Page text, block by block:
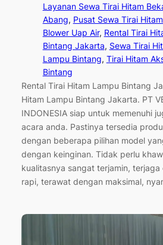
Layanan Sewa Tirai Hitam
Abang, Pusat Sewa Tirai
Blower Uap Air, Rental Tirai
Bintang Jakarta, Sewa Tirai
Lampu Bintang, Tirai Hitam
Bintang
Rental Tirai Hitam Lampu Bintang
Hitam Lampu Bintang Jakarta. PT
INDONESIA siap untuk memenuhi
acara anda. Pastinya tersedia
dengan beberapa pilihan model
dengan keinginan. Tidak perlu
kualitasnya sangat terjamin,
rapi, terawat dengan maksimal,